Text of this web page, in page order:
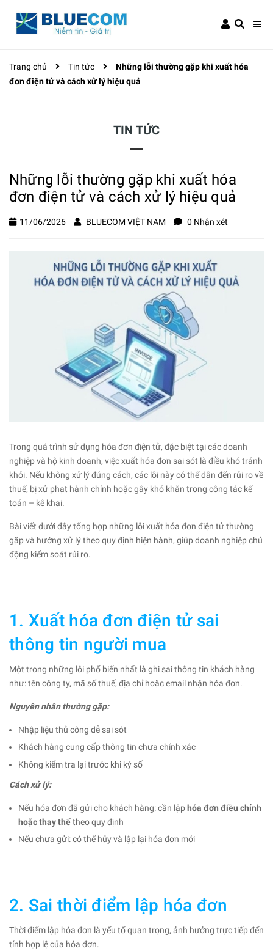
Trang chủ Tin tức
Những lỗi thường gặp khi xuất hóa
đơn điện tử và cách xử lý hiệu quả
TIN TỨC
Những lỗi thường gặp khi xuất hóa
đơn điện tử và cách xử lý hiệu quả
11/06/2026 BLUECOM VIỆT NAM 0 Nhận xét
Trong quá trình sử dụng hóa đơn điện tử, đặc biệt tại các doanh
nghiệp và hộ kinh doanh, việc xuất hóa đơn sai sót là điều khó tránh
khỏi. Nếu không xử lý đúng cách, các lỗi này có thể dẫn đến rủi ro về
thuế, bị xử phạt hành chính hoặc gây khó khăn trong công tác kế
toán – kê khai.
Bài viết dưới đây tổng hợp những lỗi xuất hóa đơn điện tử thường
gặp và hướng xử lý theo quy định hiện hành, giúp doanh nghiệp chủ
động kiểm soát rủi ro.
1. Xuất hóa đơn điện tử sai
thông tin người mua
Một trong những lỗi phổ biến nhất là ghi sai thông tin khách hàng
như: tên công ty, mã số thuế, địa chỉ hoặc email nhận hóa đơn.
Nguyên nhân thường gặp:
Nhập liệu thủ công dễ sai sót
Khách hàng cung cấp thông tin chưa chính xác
Không kiểm tra lại trước khi ký số
Cách xử lý:
Nếu hóa đơn đã gửi cho khách hàng: cần lập hóa đơn điều chỉnh
hoặc thay thếtheo quy định
Nếu chưa gửi: có thể hủy và lập lại hóa đơn mới
2. Sai thời điểm lập hóa đơn
Thời điểm lập hóa đơn là yếu tố quan trọng, ảnh hưởng trực tiếp đến
tính hợp lệ của hóa đơn.